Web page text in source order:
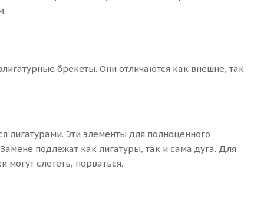
брекеты. Они отличаются как внешне, так
лигатурами. Эти элементы для полноценного
подлежат как лигатуры, так и сама дуга. Для
слететь, порваться.